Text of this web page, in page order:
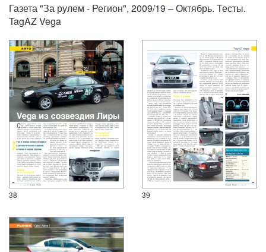
Газета "За рулем - Регион", 2009/19 – Октябрь. Тесты.
TagAZ Vega
38 39